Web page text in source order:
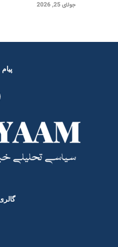
جولای 25, 2026
پیام